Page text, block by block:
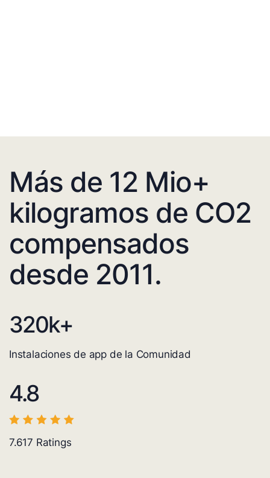
Más de 12 Mio+
kilogramos de CO2
compensados
desde 2011.
320k+
Instalaciones de app de la Comunidad
4.8
7.617 Ratings